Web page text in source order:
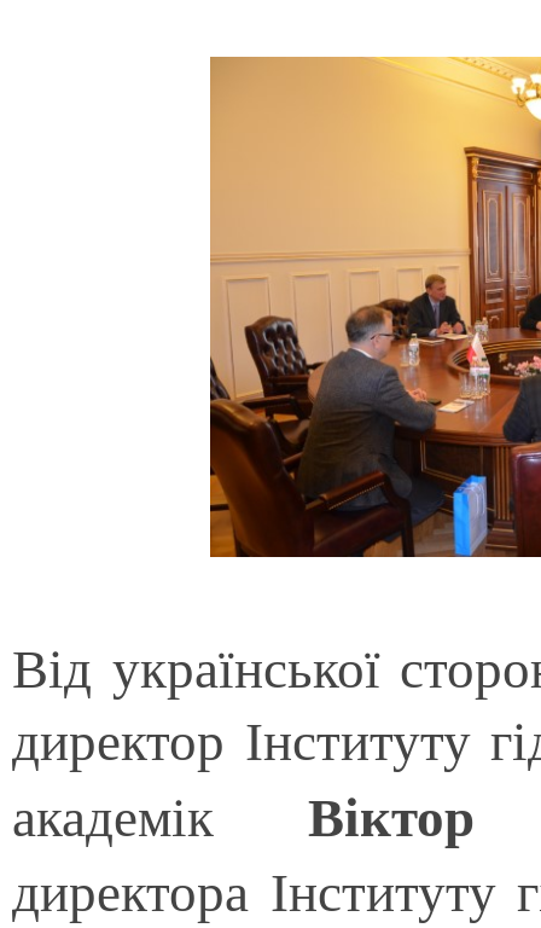
Від української
директор Інституту
академік Віктор
директора Інституту